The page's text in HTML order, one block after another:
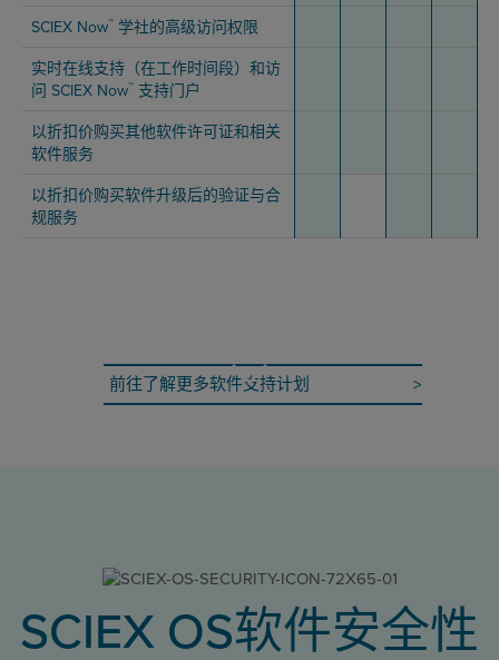
SCIEX Now™ 学社的高级访问权限
实时在线支持（在工作时间段）和访
问 SCIEX Now™ 支持门户
以折扣价购买其他软件许可证和相关
软件服务
以折扣价购买软件升级后的验证与合
规服务
前往了解更多软件支持计划
SCIEX OS软件安全性